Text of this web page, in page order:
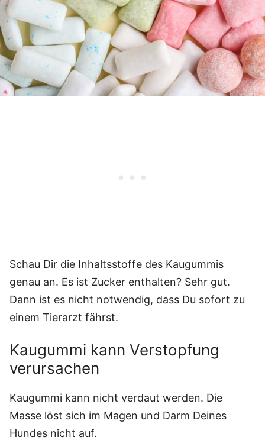
Schau Dir die Inhaltsstoffe des Kaugummis
genau an. Es ist Zucker enthalten? Sehr gut.
Dann ist es nicht notwendig, dass Du sofort zu
einem Tierarzt fährst.
Kaugummi kann Verstopfung
verursachen
Kaugummi kann nicht verdaut werden. Die
Masse löst sich im Magen und Darm Deines
Hundes nicht auf.